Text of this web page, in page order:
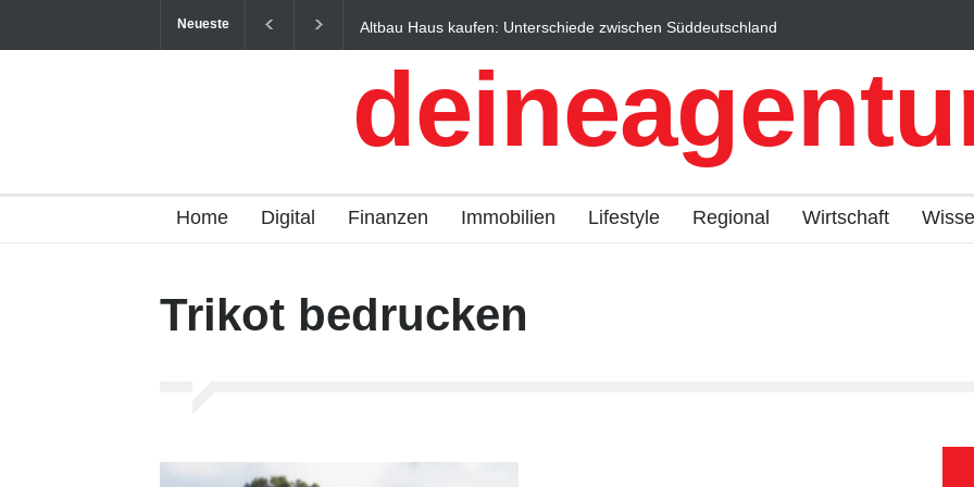
Neueste
Altbau Haus kaufen: Unterschiede zwischen Süddeutschland
und Österreich einfach erklärt
Wintersportorte als
Qualitätstourismus
Home Digital Finanzen Immobilien Lifestyle Regional Wirtschaft
Trikot bedrucken